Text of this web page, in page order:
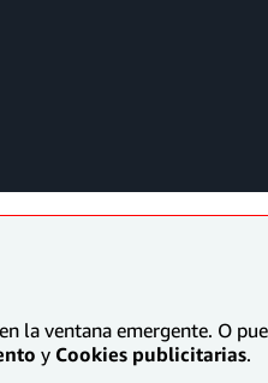
en la ventana emergente. O
y Cookies publicitarias.